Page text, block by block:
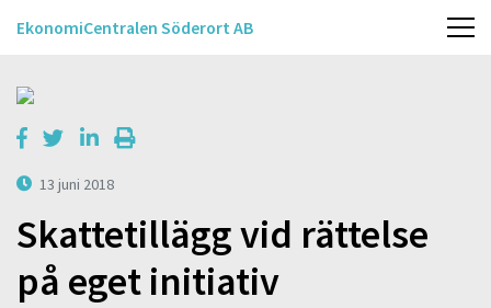
EkonomiCentralen Söderort AB
13 juni 2018
Skattetillägg vid rättelse
på eget initiativ